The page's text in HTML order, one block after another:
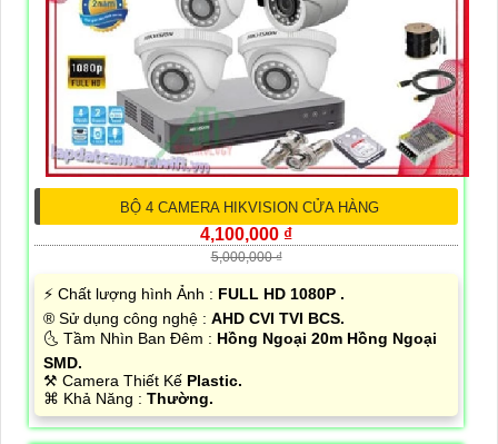
BỘ 4 CAMERA HIKVISION CỬA HÀNG
4,100,000 ₫
5,000,000 ₫
️⚡ Chất lượng hình Ảnh : FULL HD 1080P .
®️ Sử dụng công nghệ : AHD CVI TVI BCS.
🌜 Tầm Nhìn Ban Đêm : Hồng Ngoại 20m Hồng Ngoại
SMD.
⚒ Camera Thiết Kế Plastic.
️⌘ Khả Năng : Thường.